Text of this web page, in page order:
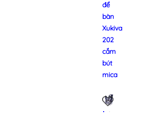
để
bàn
Xukiva
202
cắm
bút
mica